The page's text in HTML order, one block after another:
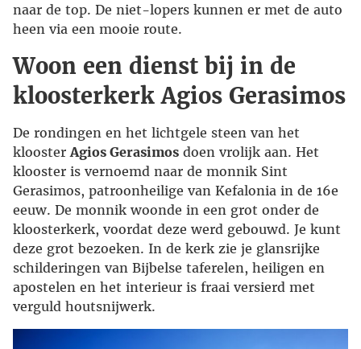
naar de top. De niet-lopers kunnen er met de auto
heen via een mooie route.
Woon een dienst bij in de
kloosterkerk Agios Gerasimos
De rondingen en het lichtgele steen van het
kloosterAgios Gerasimos doen vrolijk aan. Het
klooster is vernoemd naar de monnik Sint
Gerasimos, patroonheilige van Kefalonia in de 16e
eeuw. De monnik woonde in een grot onder de
kloosterkerk, voordat deze werd gebouwd. Je kunt
deze grot bezoeken. In de kerk zie je glansrijke
schilderingen van Bijbelse taferelen, heiligen en
apostelen en het interieur is fraai versierd met
verguld houtsnijwerk.